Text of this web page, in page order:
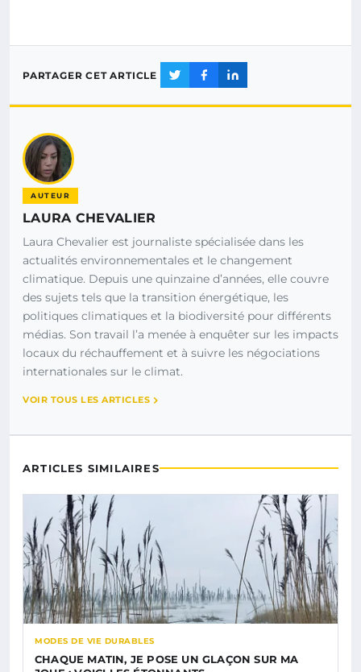
PARTAGER CET ARTICLE
AUTEUR
LAURA CHEVALIER
Laura Chevalier est journaliste spécialisée dans les
actualités environnementales et le changement
climatique. Depuis une quinzaine d’années, elle couvre
des sujets tels que la transition énergétique, les
politiques climatiques et la biodiversité pour différents
médias. Son travail l’a menée à enquêter sur les impacts
locaux du réchauffement et à suivre les négociations
internationales sur le climat.
VOIR TOUS LES ARTICLES
ARTICLES SIMILAIRES
MODES DE VIE DURABLES
CHAQUE MATIN, JE POSE UN GLAÇON SUR MA